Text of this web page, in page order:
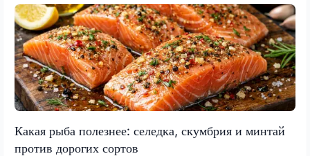
Какая рыба полезнее: селедка, скумбрия и минтай
против дорогих сортов